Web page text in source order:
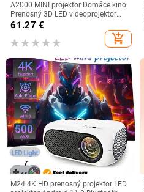
A2000 MINI projektor Domáce kino
Prenosný 3D LED videoprojektor
Herný laserový projektor 4K 1080P
61.27 €
add_shopping_cart
M24 4K HD prenosný projektor LED